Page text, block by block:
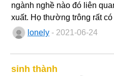
ngành nghề nào đó liên
xuất. Họ thường trông rất
lonely - 2021-06-24
sinh thành